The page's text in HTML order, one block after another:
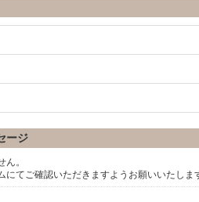
ージ
。
にてご確認いただきますようお願いいたしま